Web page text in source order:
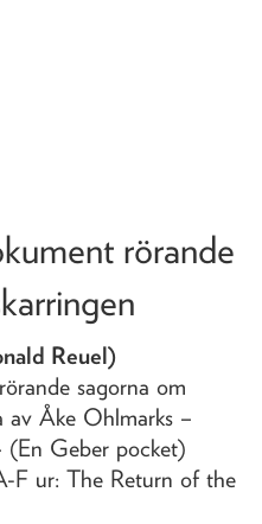
rörande
Reuel)
sagorna om
av Åke Ohlmarks –
(En Geber pocket)
F ur: The Return of the